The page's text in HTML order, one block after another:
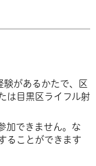
験があるかたで、区
は目黒区ライフル射
加できません。な
ることができます